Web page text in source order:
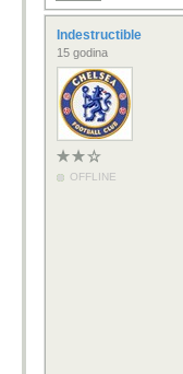
Indestructible
15 godina
OFFLINE